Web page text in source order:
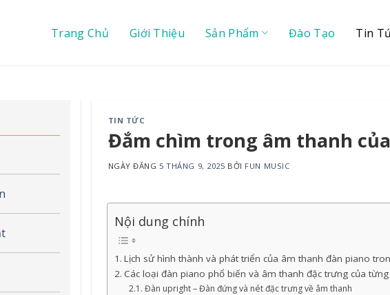
Trang Chủ Giới Thiệu Sản Phẩm Đào Tạo Tin
TIN TỨC
Đắm chìm trong âm thanh
NGÀY ĐĂNG 5 THÁNG 9, 2025 BỞI FUN MUSIC
Nội dung chính
Lịch sử hình thành và phát triển của âm thanh đàn piano
Các loại đàn piano phổ biến và âm thanh đặc trưng của
Đàn upright – Đàn đứng và nét đặc trưng về âm thanh